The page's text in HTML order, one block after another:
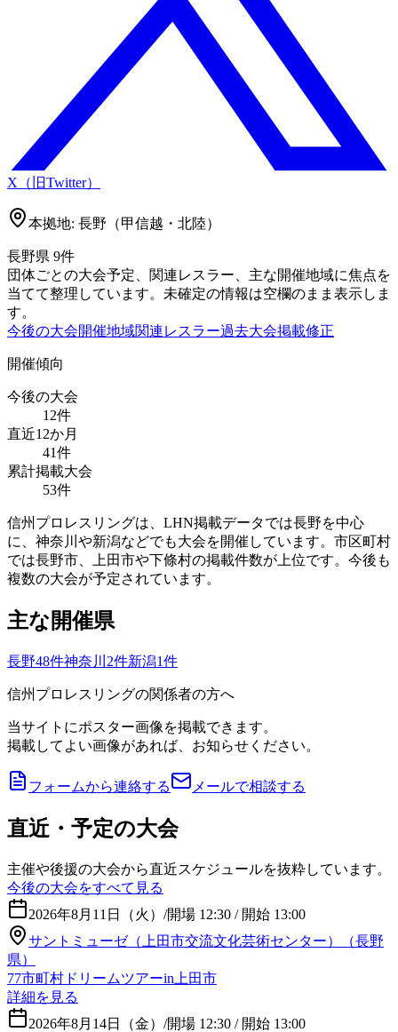
X（旧Twitter）
本拠地: 長野（甲信越・北陸）
長野県 9件
団体ごとの大会予定、関連レスラー、主な開催地域に焦点を
当てて整理しています。未確定の情報は空欄のまま表示しま
す。
今後の大会開催地域関連レスラー過去大会掲載修正
開催傾向
今後の大会
12件
直近12か月
41件
累計掲載大会
53件
信州プロレスリングは、LHN掲載データでは長野を中心
に、神奈川や新潟などでも大会を開催しています。市区町村
では長野市、上田市や下條村の掲載件数が上位です。今後も
複数の大会が予定されています。
主な開催県
長野48件神奈川 2件新潟1件
信州プロレスリングの関係者の方へ
当サイトにポスター画像を掲載できます。
掲載してよい画像があれば、お知らせください。
フォームから連絡する メールで相談する
直近・予定の大会
主催や後援の大会から直近スケジュールを抜粋しています。
今後の大会をすべて見る
2026年8月11日（火） /開場 12:30 / 開始 13:00
サントミューゼ（上田市交流文化芸術センター）（長野
県）
77市町村ドリームツアーin上田市
詳細を見る
2026年8月14日（金） /開場 12:30 / 開始 13:00